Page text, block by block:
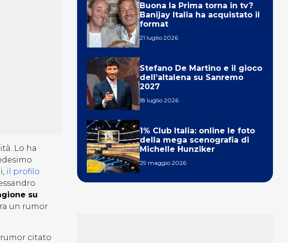
Lo ha
il profilo
su
un rumor
rumor citato
Buona la Prima torna in tv?
Banijay Italia ha acquistato il
format
21 luglio 2026
Stefano De Martino e il gioco
dell’altalena su Sanremo
2027
18 luglio 2026
1% Club Italia: online le foto
della mega scenografia di
Michelle Hunziker
29 maggio 2026